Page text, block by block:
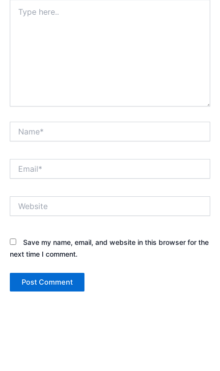
here..
Save my name, email, and website in this browser for the
next time I comment.